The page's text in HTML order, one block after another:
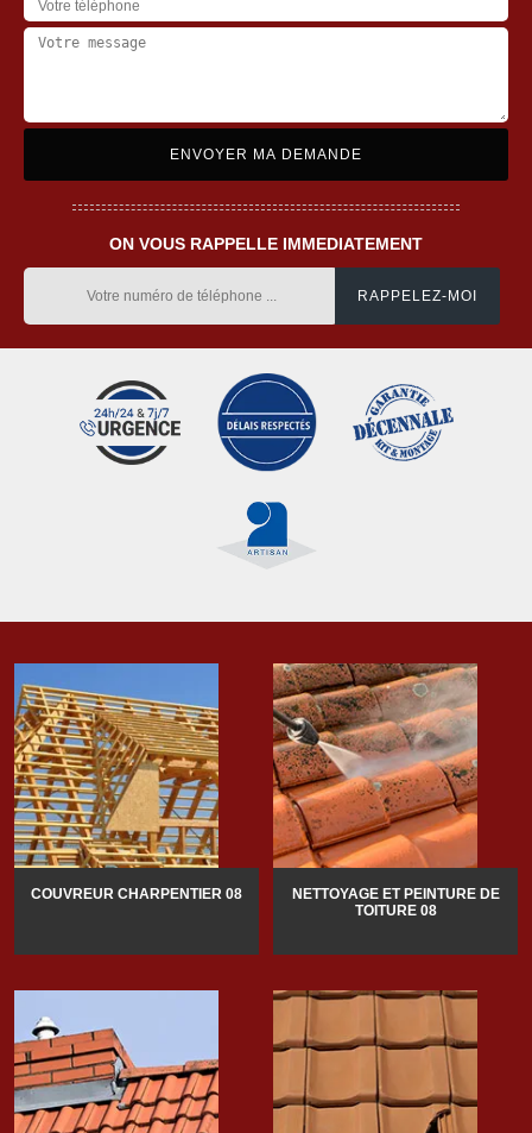
ON VOUS RAPPELLE IMMEDIATEMENT
COUVREUR CHARPENTIER 08
NETTOYAGE ET PEINTURE DE
TOITURE 08